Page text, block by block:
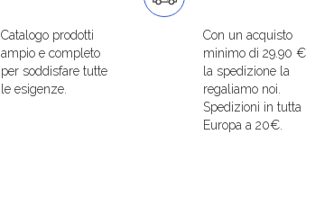
Catalogo prodotti
ampio e completo
per soddisfare tutte
le esigenze.
Con un acquisto
minimo di 29.90 €
la spedizione la
regaliamo noi.
Spedizioni in tutta
Europa a 20€.